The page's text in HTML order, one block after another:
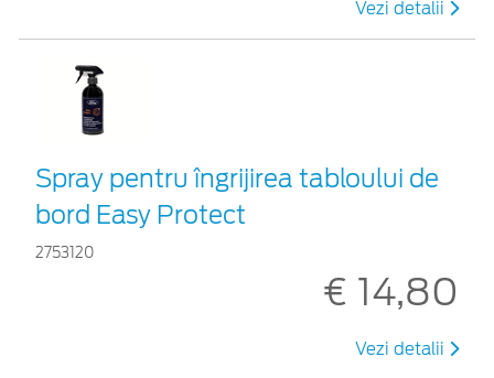
Vezi detalii
Spray pentru îngrijirea tabloului de
bord Easy Protect
2753120
€ 14,80
Vezi detalii